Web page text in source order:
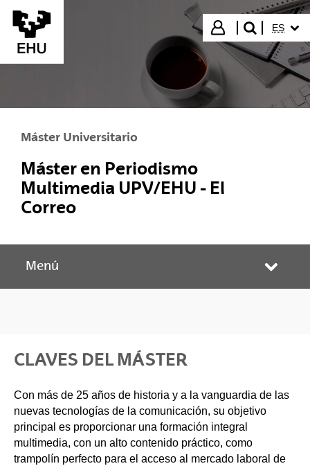
Saltar al contenido principal
Iniciar sesión
buscar"
ES
Máster Universitario
Máster en Periodismo
Multimedia UPV/EHU - El
Correo
Menú
CLAVES DEL MÁSTER
Con más de 25 años de historia y a la vanguardia de las
nuevas tecnologías de la comunicación, su objetivo
principal es proporcionar una formación integral
multimedia, con un alto contenido práctico, como
trampolín perfecto para el acceso al mercado laboral de